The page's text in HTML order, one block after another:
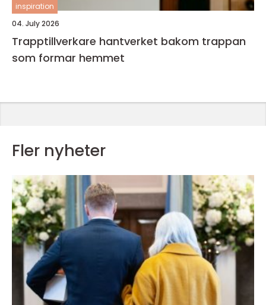
inspiration
04. July 2026
Trapptillverkare hantverket bakom trappan
som formar hemmet
Fler nyheter